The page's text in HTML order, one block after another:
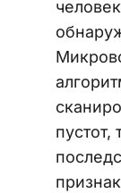
пустот,